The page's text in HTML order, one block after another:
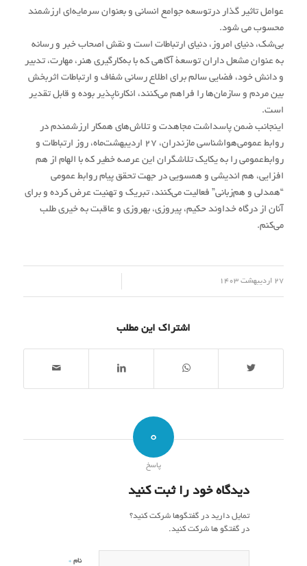
عوامل تاثیر گذار درتوسعه جوامع انسانی و بعنوان سرمایه‌ای ارزشمند
محسوب می شود.
بی‌شک، دنیای امروز، دنیای ارتباطات است و نقش اصحاب خبر و رسانه
به عنوان مشعل داران توسعۀ آگاهی که با به‌کارگیری هنر، مهارت، تدبیر
و دانش خود، فضایی سالم برای اطلاع رسانی شفاف و ارتباطات اثربخش
بین مردم و سازمان‌ها را فراهم می‌کنند، انکارناپذیر بوده و قابل تقدیر
است.
اینجانب ضمن پاسداشت مجاهدت و تلاش‌های همکار ارزشمندم در
روابط عمومی‌هواشناسی مازندران، ۲۷ اردیبهشت‌ماه، روز ارتباطات و
روابط‌عمومی را به یکایک تلاشگران این عرصه خطیر که با الهام از هم
افزایی، هم اندیشی و همسویی در جهت تحقق پیام روابط عمومی
“همدلی و هم‌زبانی” فعالیت می‌کنند، تبریک و تهنیت عرض کرده و برای
آنان از درگاه خداوند حکیم، پیروزی، بهروزی و عاقبت به خیری طلب
می‌کنم.
27 اردیبهشت 1403
اشتراک این مطلب
0
پاسخ
دیدگاه خود را ثبت کنید
تمایل دارید در گفتگوها شرکت کنید؟
در گفتگو ها شرکت کنید.
نام *